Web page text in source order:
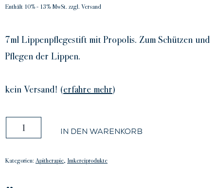
Enthält 10% - 13% MwSt. zzgl. Versand
7ml Lippenpflegestift mit Propolis. Zum Schützen und
Pflegen der Lippen.
kein Versand! (erfahre mehr)
Propolis-
Lippenpflege
In den Warenkorb
Kategorien: Apitherapie, Imkereiprodukte